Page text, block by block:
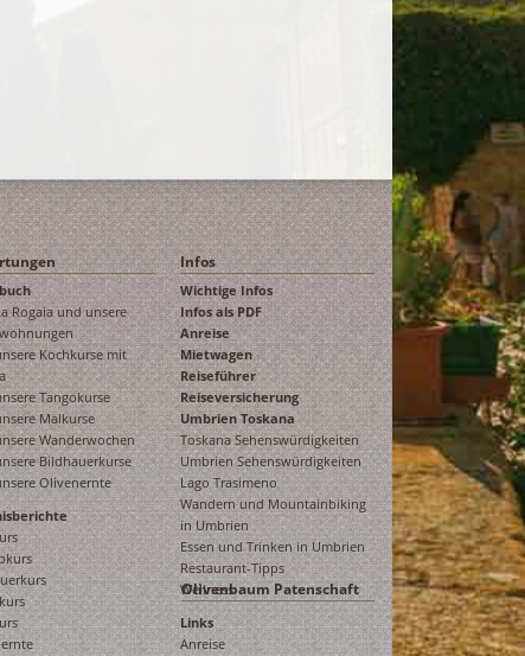
Olivenbaum Patenschaft
Rogaia und unsere
Kochkurse mit
Tangokurse
Malkurse
Wanderwochen
Bildhauerkurse
Olivenernte
Infos
Wichtige Infos
Infos als PDF
Anreise
Mietwagen
Reiseführer
Reiseversicherung
Umbrien Toskana
Toskana Sehenswürdigkeiten
Umbrien Sehenswürdigkeiten
Lago Trasimeno
Wandern und Mountainbiking
in Umbrien
Essen und Trinken in Umbrien
Restaurant-Tipps
Wellness
Links
Anreise